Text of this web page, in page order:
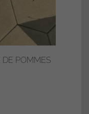
POMMES